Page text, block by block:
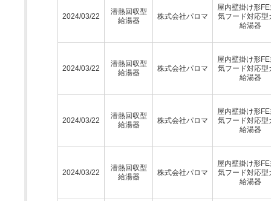
2024/03/22
潜熱回収型
給湯器
株式会社パロマ
屋内壁掛け形
気フード対応型
給湯器
2024/03/22
潜熱回収型
給湯器
株式会社パロマ
屋内壁掛け形
気フード対応型
給湯器
2024/03/22
潜熱回収型
給湯器
株式会社パロマ
屋内壁掛け形
気フード対応型
給湯器
2024/03/22
潜熱回収型
給湯器
株式会社パロマ
屋内壁掛け形
気フード対応型
給湯器